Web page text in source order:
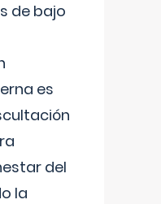
de bajo
es
del
la